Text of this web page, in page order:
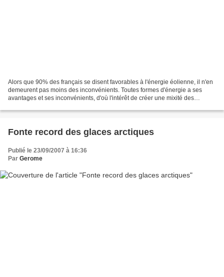
Alors que 90% des français se disent favorables à l'énergie éolienne, il n'en
demeurent pas moins des inconvénients. Toutes formes d'énergie a ses
avantages et ses inconvénients, d'où l'intérêt de créer une mixité des
Fonte record des glaces arctiques
Publié le 23/09/2007 à 16:36
Par Gerome